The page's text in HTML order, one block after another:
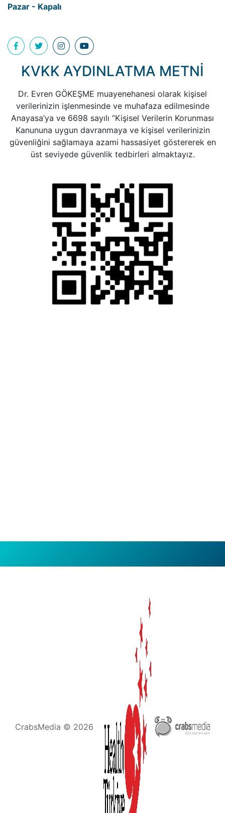
Pazar - Kapalı
KVKK AYDINLATMA METNİ
Dr. Evren GÖKEŞME muayenehanesi olarak kişisel
verilerinizin işlenmesinde ve muhafaza edilmesinde
Anayasa’ya ve 6698 sayılı “Kişisel Verilerin Korunması
Kanununa uygun davranmaya ve kişisel verilerinizin
güvenliğini sağlamaya azami hassasiyet göstererek en
üst seviyede güvenlik tedbirleri almaktayız.
CrabsMedia © 2026